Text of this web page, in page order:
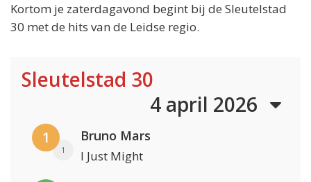
Kortom je zaterdagavond begint bij de Sleutelstad
30 met de hits van de Leidse regio.
Sleutelstad 30
4 april 2026
1
1
Bruno Mars
I Just Might